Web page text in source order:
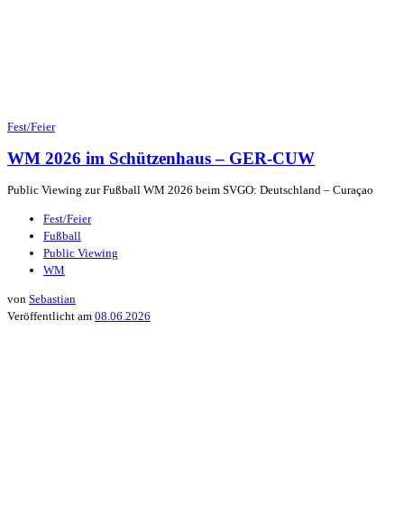
Fest/Feier
WM 2026 im Schützenhaus – GER-CUW
Public Viewing zur Fußball WM 2026 beim SVGO: Deutschland – Curaçao
Fest/Feier
Fußball
Public Viewing
WM
von Sebastian
Veröffentlicht am 08.06.2026